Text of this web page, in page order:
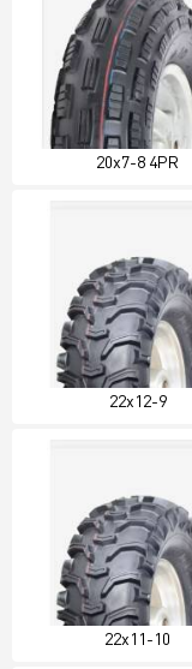
20x7-8 4PR
22x12-9
22x11-10